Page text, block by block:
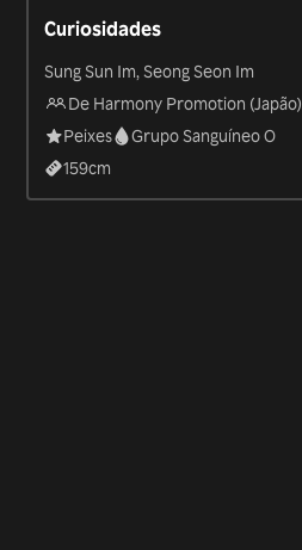
Curiosidades
Sung Sun Im, Seong Seon Im
De Harmony Promotion (Japão)
Peixes
Grupo Sanguíneo O
159cm